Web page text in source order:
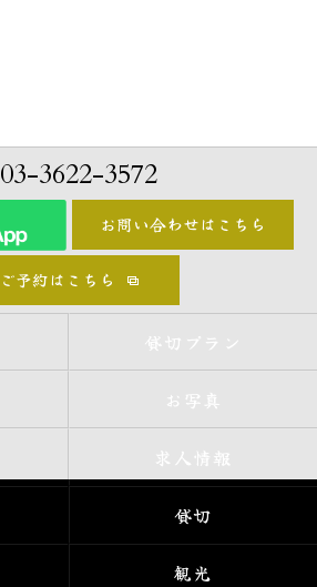
03-3622-3572
お問い合わせはこちら
ご予約はこちら
貸切プラン
お写真
求人情報
貸切
観光